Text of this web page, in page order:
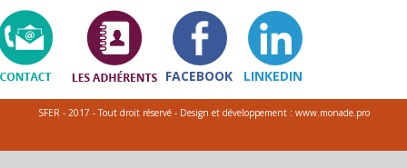
FACEBOOK LINKEDIN
SFER - 2017 - Tout droit réservé - Design et développement : www.monade.pro